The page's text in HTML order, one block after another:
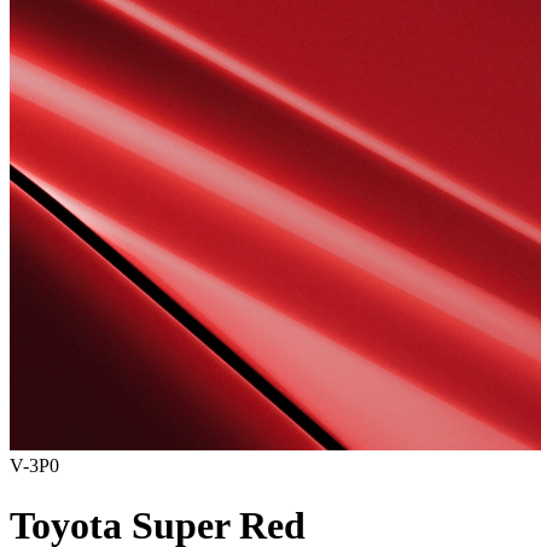
V-3P0
Toyota Super Red